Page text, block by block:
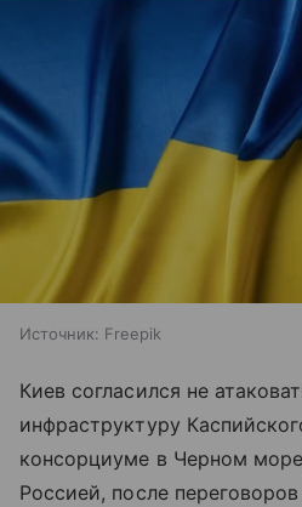
Источник: Freepik
Киев согласился не
инфраструктуру
консорциуме в Черном
Россией, после